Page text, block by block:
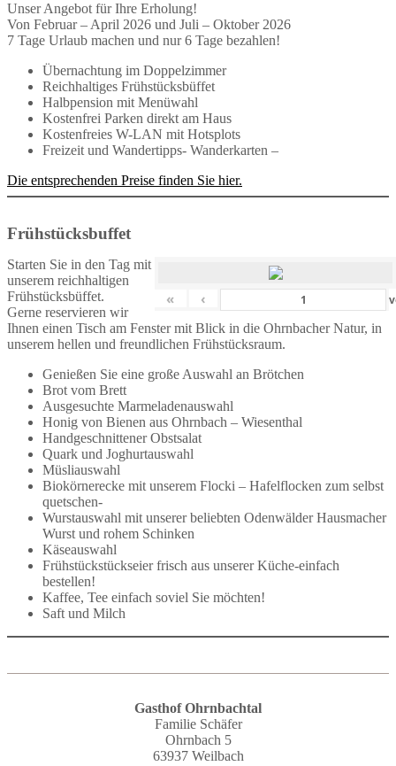
Unser Angebot für Ihre Erholung!
Von Februar – April 2026 und Juli – Oktober 2026
7 Tage Urlaub machen und nur 6 Tage bezahlen!
Übernachtung im Doppelzimmer
Reichhaltiges Frühstücksbüffet
Halbpension mit Menüwahl
Kostenfrei Parken direkt am Haus
Kostenfreies W-LAN mit Hotsplots
Freizeit und Wandertipps- Wanderkarten –
Die entsprechenden Preise finden Sie hier.
Frühstücksbuffet
« ‹
Starten Sie in den Tag mit
unserem reichhaltigen
Frühstücksbüffet.
Gerne reservieren wir
Ihnen einen Tisch am Fenster mit Blick in die Ohrnbacher Natur, in
unserem hellen und freundlichen Frühstücksraum.
Genießen Sie eine große Auswahl an Brötchen
Brot vom Brett
Ausgesuchte Marmeladenauswahl
Honig von Bienen aus Ohrnbach – Wiesenthal
Handgeschnittener Obstsalat
Quark und Joghurtauswahl
Müsliauswahl
Biokörnerecke mit unserem Flocki – Hafelflocken zum selbst
quetschen-
Wurstauswahl mit unserer beliebten Odenwälder Hausmacher
Wurst und rohem Schinken
Käseauswahl
Frühstückstückseier frisch aus unserer Küche-einfach
bestellen!
Kaffee, Tee einfach soviel Sie möchten!
Saft und Milch
Gasthof Ohrnbachtal
Familie Schäfer
Ohrnbach 5
63937 Weilbach